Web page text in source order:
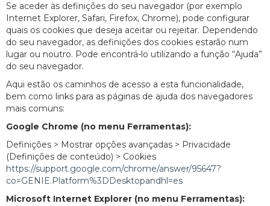
Se aceder às definições do seu navegador (por exemplo
Internet Explorer, Safari, Firefox, Chrome), pode configurar
quais os cookies que deseja aceitar ou rejeitar. Dependendo
do seu navegador, as definições dos cookies estarão num
lugar ou noutro. Pode encontrá-lo utilizando a função “Ajuda”
do seu navegador.
Aqui estão os caminhos de acesso a esta funcionalidade,
bem como links para as páginas de ajuda dos navegadores
mais comuns:
Google Chrome (no menu Ferramentas):
Definições > Mostrar opções avançadas > Privacidade
(Definições de conteúdo) > Cookies
https://support.google.com/chrome/answer/95647?
co=GENIE.Platform%3DDesktopandhl=es
Microsoft Internet Explorer (no menu Ferramentas):